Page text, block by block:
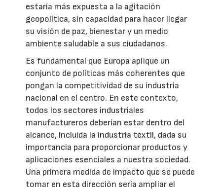
estaría más expuesta a la agitación
geopolítica, sin capacidad para hacer llegar
su visión de paz, bienestar y un medio
ambiente saludable a sus ciudadanos.
Es fundamental que Europa aplique un
conjunto de políticas más coherentes que
pongan la competitividad de su industria
nacional en el centro. En este contexto,
todos los sectores industriales
manufactureros deberían estar dentro del
alcance, incluida la industria textil, dada su
importancia para proporcionar productos y
aplicaciones esenciales a nuestra sociedad.
Una primera medida de impacto que se puede
tomar en esta dirección sería ampliar el